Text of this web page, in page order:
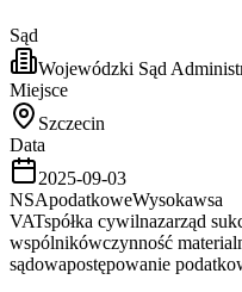
Sąd
Wojewódzki Sąd
Miejsce
Szczecin
Data
2025-09-03
NSApodatkoweWysokawsa
VATspółka cywilnazarząd
wspólnikówczynność
sądowapostępowanie